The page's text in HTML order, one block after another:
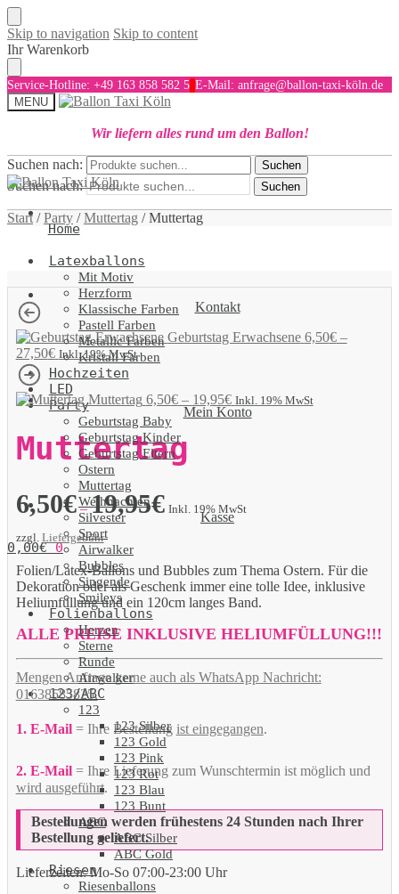
Skip to navigation Skip to content
Ihr Warenkorb
Service-Hotline: +49 163 858 582 5 E-Mail: anfrage@ballon-taxi-köln.de
MENU
Wir liefern alles rund um den Ballon!
Suchen nach: Suchen
Kontakt
Mein Konto
Kasse
0,00€ 0
Suchen nach: Suchen
Home
Latexballons
Mit Motiv
Herzform
Klassische Farben
Pastell Farben
Metallic Farben
Kristall Farben
Hochzeiten
LED
Party
Geburtstag Baby
Geburtstag Kinder
Geburtstag Eltern
Ostern
Muttertag
Weihnachten
Silvester
Sport
Airwalker
Bubbles
Singende
Smileys
Folienballons
Herzen
Sterne
Runde
Airwalker
123/ABC
123
123 Silber
123 Gold
123 Pink
123 Rot
123 Blau
123 Bunt
ABC
ABC Silber
ABC Gold
Riesen
Riesenballons
Start /Party /Muttertag /Muttertag
Geburtstag Erwachsene 6,50€–
27,50€ Inkl. 19% MwSt
Muttertag 6,50€– 19,95€ Inkl. 19% MwSt
Muttertag
6,50€–19,95€ Inkl. 19% MwSt
zzgl. Liefergebühr
Folien/Latex-Ballons und Bubbles zum Thema Ostern. Für die
Dekoration oder als Geschenk immer eine tolle Idee, inklusive
Heliumfüllung und ein 120cm langes Band.
ALLE PREISE INKLUSIVE HELIUMFÜLLUNG!!!
Mengen Anfrage gerne auch als WhatsApp Nachricht:
01638585825.
1. E-Mail= Ihre Bestellung ist eingegangen.
2. E-Mail= Ihre Lieferung zum Wunschtermin ist möglich und
wird ausgeführt.
Bestellungen werden frühestens 24 Stunden nach Ihrer
Bestellung geliefert.
Lieferzeiten:Mo-So 07:00-23:00 Uhr